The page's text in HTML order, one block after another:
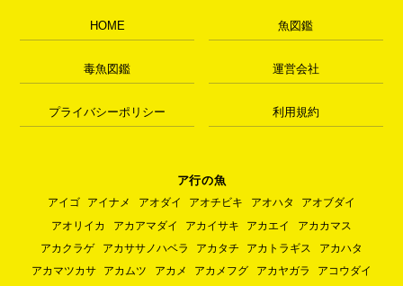
HOME 魚図鑑
毒魚図鑑 運営会社
プライバシーポリシー 利用規約
ア行の魚
アイゴ アイナメ アオダイ アオチビキ アオハタ
アオブダイ
アオリイカ
アカアマダイ アカイサキ アカエイ
アカカマス
アカクラゲ
アカササノハベラ アカタチ アカトラギス
アカハタ
アカマツカサ
アカムツ アカメ アカメフグ アカヤガラ
アコウダイ